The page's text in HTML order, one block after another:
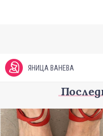
ЯНИЦА ВАНЕВА